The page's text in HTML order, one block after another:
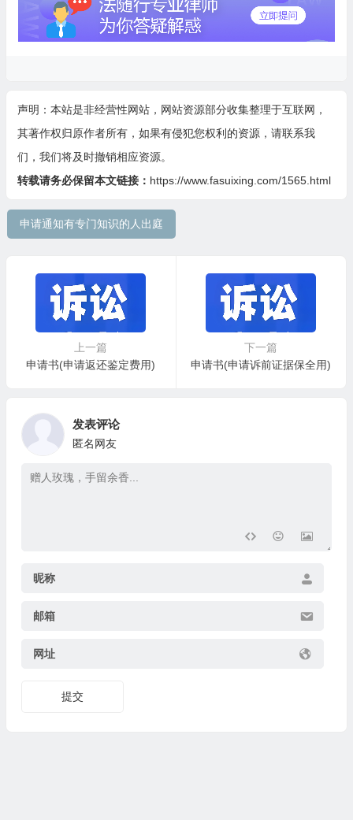
声明：本站是非经营性网站，网站资源部分收集整理于互联网，
其著作权归原作者所有，如果有侵犯您权利的资源，请联系我
们，我们将及时撤销相应资源。
转载请务必保留本文链接： https://www.fasuixing.com/1565.html
申请通知有专门知识的人出庭
上一篇
申请书(申请返还鉴定费用)
下一篇
申请书(申请诉前证据保全用)
发表评论
匿名网友
昵称
邮箱
网址
提交